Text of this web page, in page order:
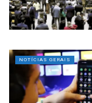
NOTÍCIAS GERAIS